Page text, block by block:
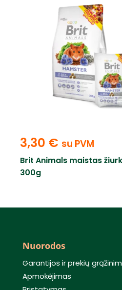
3,30 € su PVM
Brit Animals maistas
300g
Nuorodos
Garantijos ir prekių
Apmokėjimas